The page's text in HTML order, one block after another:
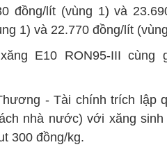
đồng/lít (vùng 1) và
1) và 22.770 đồng/lít
E10 RON95-III cùng
- Tài chính trích lập
nhà nước) với xăng
300 đồng/kg.